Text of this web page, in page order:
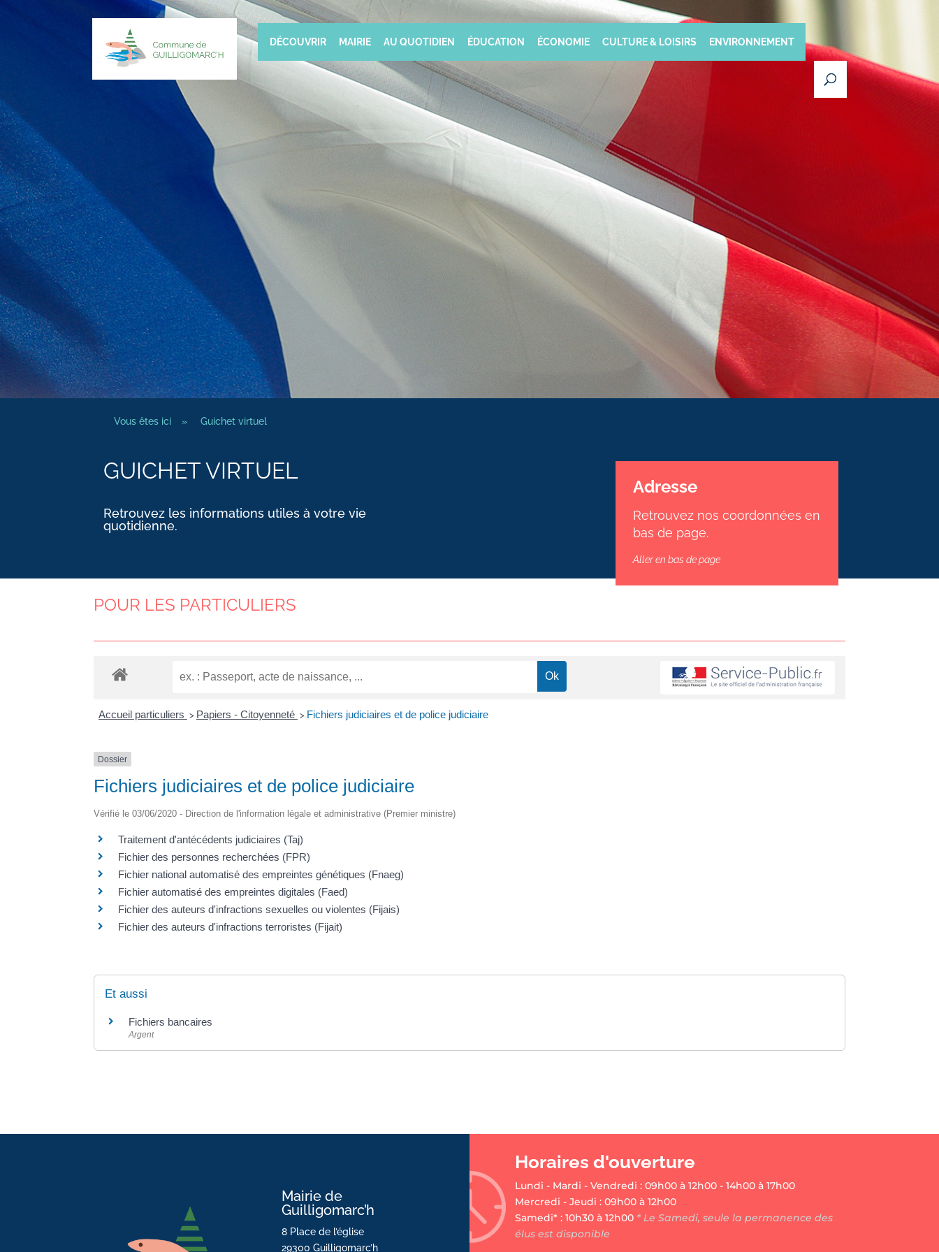
DÉCOUVRIR MAIRIE AU QUOTIDIEN ÉDUCATION ÉCONOMIE CULTURE & LOISIRS ENVIRONNEMENT
Vous êtes ici » Guichet virtuel
GUICHET VIRTUEL
Retrouvez les informations utiles à votre vie
quotidienne.
Adresse
Retrouvez nos coordonnées en
bas de page.
Aller en bas de page
POUR LES PARTICULIERS
Accueil particuliers > Papiers - Citoyenneté > Fichiers judiciaires et de police judiciaire
Dossier
Fichiers judiciaires et de police judiciaire
Vérifié le 03/06/2020 - Direction de l'information légale et administrative (Premier ministre)
Traitement d'antécédents judiciaires (Taj)
Fichier des personnes recherchées (FPR)
Fichier national automatisé des empreintes génétiques (Fnaeg)
Fichier automatisé des empreintes digitales (Faed)
Fichier des auteurs d'infractions sexuelles ou violentes (Fijais)
Fichier des auteurs d'infractions terroristes (Fijait)
Et aussi
Fichiers bancaires
Argent
Mairie de
Guilligomarc’h
8 Place de l’église
29300 Guilligomarc’h
Horaires d'ouverture
Lundi - Mardi - Vendredi : 09h00 à 12h00 - 14h00 à 17h00
Mercredi - Jeudi : 09h00 à 12h00
Samedi* : 10h30 à 12h00* Le Samedi, seule la permanence des
élus est disponible